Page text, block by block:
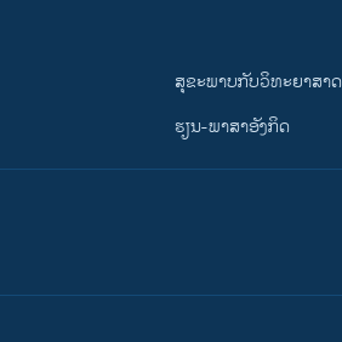
ສຸຂະພາບກັບວິທະຍາສາດ
ຮຽນ-ພາສາອັງກິດ